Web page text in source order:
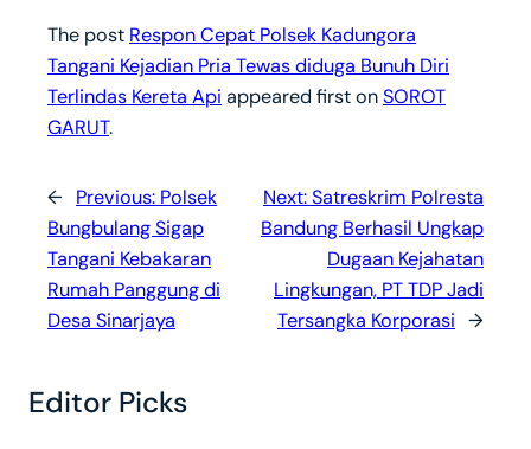
The post Respon Cepat Polsek Kadungora
Tangani Kejadian Pria Tewas diduga Bunuh Diri
Terlindas Kereta Api appeared first onSOROT
GARUT.
← Previous: Polsek
Bungbulang Sigap
Tangani Kebakaran
Rumah Panggung di
Desa Sinarjaya
Next:Satreskrim Polresta
Bandung Berhasil Ungkap
Dugaan Kejahatan
Lingkungan, PT TDP Jadi
Tersangka Korporasi →
Editor Picks